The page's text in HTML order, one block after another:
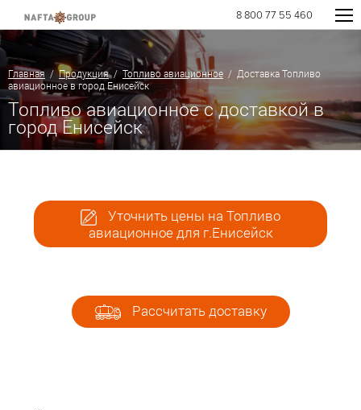
8 800 77 55 460
Главная /Продукция/ Топливо авиационное / Доставка Топливо
авиационное в город Енисейск
Топливо авиационное с доставкой в
город Енисейск
Уточнить цены на Топливо
авиационное для г.Енисейск
Рассчитать доставку